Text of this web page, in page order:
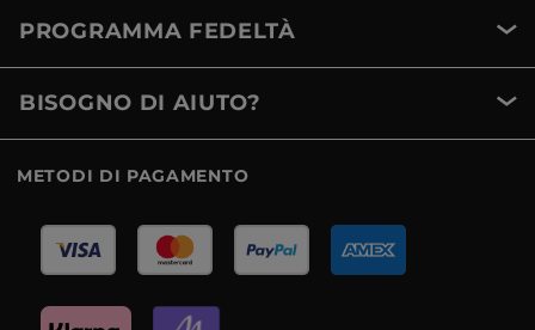
PROGRAMMA FEDELTÀ
BISOGNO DI AIUTO?
METODI DI PAGAMENTO